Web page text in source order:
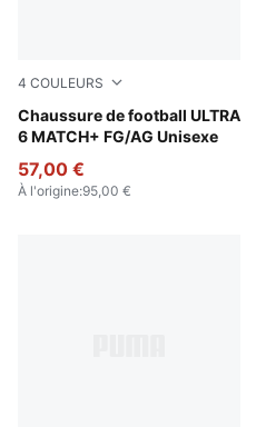
4 COULEURS
Chaussure de football ULTRA
6 MATCH+ FG/AG Unisexe
Poison Pink-PUMA White-
57,00 €
À l'origine:95,00 €